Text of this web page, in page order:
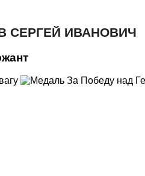
СЕРГЕЙ ИВАНОВИЧ